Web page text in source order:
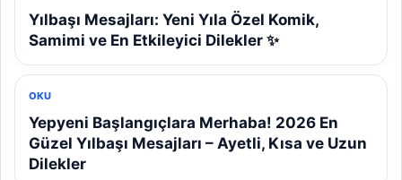
Yılbaşı Mesajları: Yeni Yıla Özel Komik,
Samimi ve En Etkileyici Dilekler ✨
OKU
Yepyeni Başlangıçlara Merhaba! 2026 En
Güzel Yılbaşı Mesajları – Ayetli, Kısa ve Uzun
Dilekler